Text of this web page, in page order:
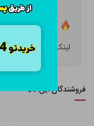
تعداد ۰ عدد در انبار موجود است
لینک کوتاه:
فروشندگان این کالا